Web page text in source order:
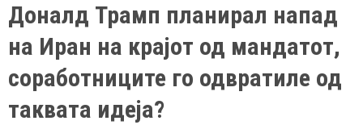
атентат
изведен
дрон
со
Доналд Трамп планирал напад
на Иран на крајот од мандатот,
соработниците го одвратиле од
таквата идеја?